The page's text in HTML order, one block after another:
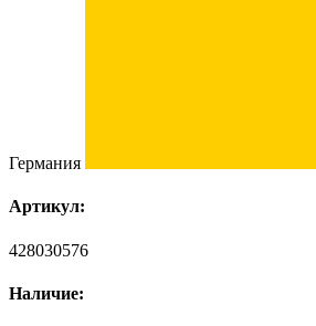
Германия
Артикул:
428030576
Наличие: